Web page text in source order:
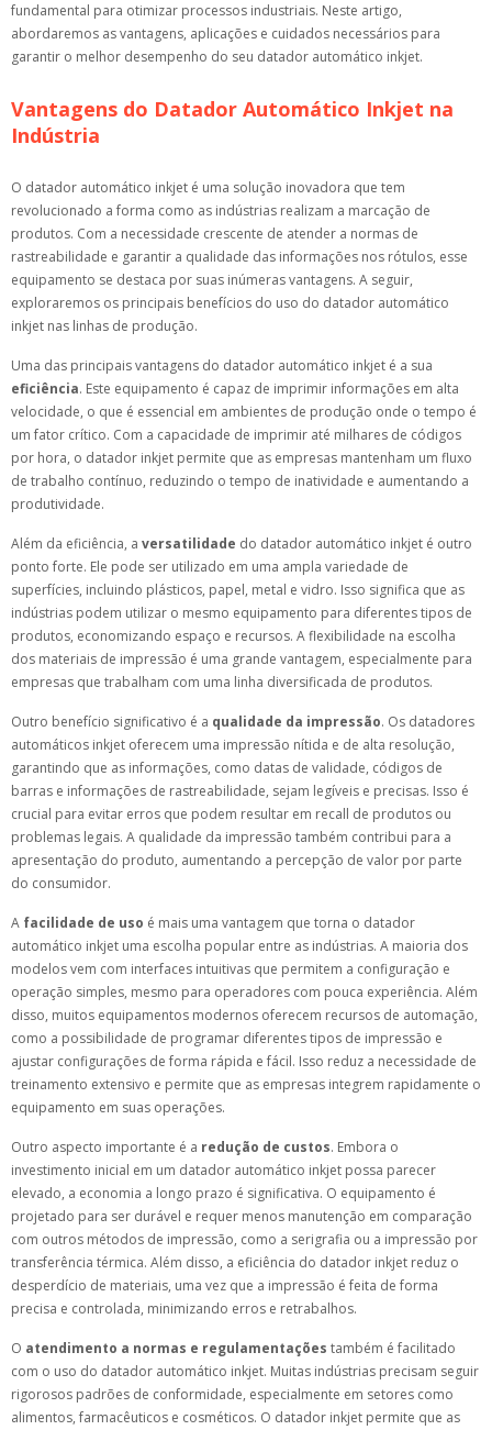
fundamental para otimizar processos industriais. Neste artigo,
abordaremos as vantagens, aplicações e cuidados necessários para
garantir o melhor desempenho do seu datador automático inkjet.
Vantagens do Datador Automático Inkjet na
Indústria
O datador automático inkjet é uma solução inovadora que tem
revolucionado a forma como as indústrias realizam a marcação de
produtos. Com a necessidade crescente de atender a normas de
rastreabilidade e garantir a qualidade das informações nos rótulos, esse
equipamento se destaca por suas inúmeras vantagens. A seguir,
exploraremos os principais benefícios do uso do datador automático
inkjet nas linhas de produção.
Uma das principais vantagens do datador automático inkjet é a sua
eficiência. Este equipamento é capaz de imprimir informações em alta
velocidade, o que é essencial em ambientes de produção onde o tempo é
um fator crítico. Com a capacidade de imprimir até milhares de códigos
por hora, o datador inkjet permite que as empresas mantenham um fluxo
de trabalho contínuo, reduzindo o tempo de inatividade e aumentando a
produtividade.
Além da eficiência, a versatilidade do datador automático inkjet é outro
ponto forte. Ele pode ser utilizado em uma ampla variedade de
superfícies, incluindo plásticos, papel, metal e vidro. Isso significa que as
indústrias podem utilizar o mesmo equipamento para diferentes tipos de
produtos, economizando espaço e recursos. A flexibilidade na escolha
dos materiais de impressão é uma grande vantagem, especialmente para
empresas que trabalham com uma linha diversificada de produtos.
Outro benefício significativo é a qualidade da impressão. Os datadores
automáticos inkjet oferecem uma impressão nítida e de alta resolução,
garantindo que as informações, como datas de validade, códigos de
barras e informações de rastreabilidade, sejam legíveis e precisas. Isso é
crucial para evitar erros que podem resultar em recall de produtos ou
problemas legais. A qualidade da impressão também contribui para a
apresentação do produto, aumentando a percepção de valor por parte
do consumidor.
A facilidade de uso é mais uma vantagem que torna o datador
automático inkjet uma escolha popular entre as indústrias. A maioria dos
modelos vem com interfaces intuitivas que permitem a configuração e
operação simples, mesmo para operadores com pouca experiência. Além
disso, muitos equipamentos modernos oferecem recursos de automação,
como a possibilidade de programar diferentes tipos de impressão e
ajustar configurações de forma rápida e fácil. Isso reduz a necessidade de
treinamento extensivo e permite que as empresas integrem rapidamente o
equipamento em suas operações.
Outro aspecto importante é a redução de custos. Embora o
investimento inicial em um datador automático inkjet possa parecer
elevado, a economia a longo prazo é significativa. O equipamento é
projetado para ser durável e requer menos manutenção em comparação
com outros métodos de impressão, como a serigrafia ou a impressão por
transferência térmica. Além disso, a eficiência do datador inkjet reduz o
desperdício de materiais, uma vez que a impressão é feita de forma
precisa e controlada, minimizando erros e retrabalhos.
O atendimento a normas e regulamentações também é facilitado
com o uso do datador automático inkjet. Muitas indústrias precisam seguir
rigorosos padrões de conformidade, especialmente em setores como
alimentos, farmacêuticos e cosméticos. O datador inkjet permite que as